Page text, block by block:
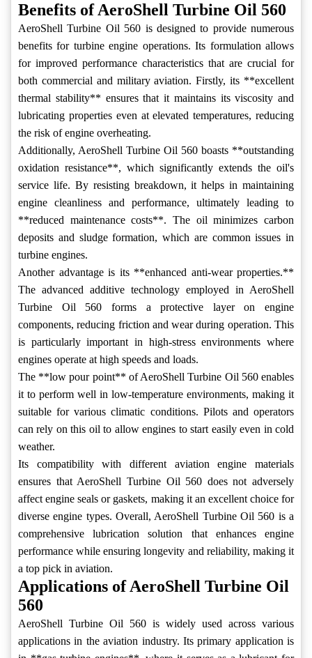
Benefits of AeroShell Turbine Oil 560
AeroShell Turbine Oil 560 is designed to provide numerous
benefits for turbine engine operations. Its formulation allows
for improved performance characteristics that are crucial for
both commercial and military aviation. Firstly, its **excellent
thermal stability** ensures that it maintains its viscosity and
lubricating properties even at elevated temperatures, reducing
the risk of engine overheating.
Additionally, AeroShell Turbine Oil 560 boasts **outstanding
oxidation resistance**, which significantly extends the oil's
service life. By resisting breakdown, it helps in maintaining
engine cleanliness and performance, ultimately leading to
**reduced maintenance costs**. The oil minimizes carbon
deposits and sludge formation, which are common issues in
turbine engines.
Another advantage is its **enhanced anti-wear properties.**
The advanced additive technology employed in AeroShell
Turbine Oil 560 forms a protective layer on engine
components, reducing friction and wear during operation. This
is particularly important in high-stress environments where
engines operate at high speeds and loads.
The **low pour point** of AeroShell Turbine Oil 560 enables
it to perform well in low-temperature environments, making it
suitable for various climatic conditions. Pilots and operators
can rely on this oil to allow engines to start easily even in cold
weather.
Its compatibility with different aviation engine materials
ensures that AeroShell Turbine Oil 560 does not adversely
affect engine seals or gaskets, making it an excellent choice for
diverse engine types. Overall, AeroShell Turbine Oil 560 is a
comprehensive lubrication solution that enhances engine
performance while ensuring longevity and reliability, making it
a top pick in aviation.
Applications of AeroShell Turbine Oil
560
AeroShell Turbine Oil 560 is widely used across various
applications in the aviation industry. Its primary application is